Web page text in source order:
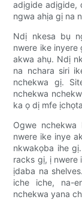
adịgide adịgide,
ngwa ahịa gị na
Ndị nkesa bụ
nwere ike inyere
akwa ahụ. Ndị
na nchara siri
nchekwa gị.
nchekwa
ka ọ dị mfe
Ogwe
nwere ike inye
nkwakọba ihe
racks gị, ị nwere
ịdaba na
iche iche, na-
nchekwa yana